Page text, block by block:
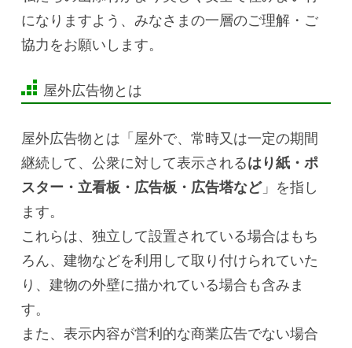
になりますよう、みなさまの一層のご理解・ご
協力をお願いします。
屋外広告物とは
屋外広告物とは「屋外で、常時又は一定の期間
継続して、公衆に対して表示されるはり紙・ポ
スター・立看板・広告板・広告塔など」を指し
ます。
これらは、独立して設置されている場合はもち
ろん、建物などを利用して取り付けられていた
り、建物の外壁に描かれている場合も含みま
す。
また、表示内容が営利的な商業広告でない場合